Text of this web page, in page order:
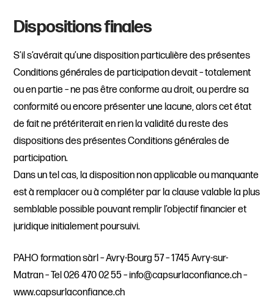
Dispositions finales
S’il s’avérait qu’une disposition particulière des présentes
Conditions générales de participation devait – totalement
ou en partie – ne pas être conforme au droit, ou perdre sa
conformité ou encore présenter une lacune, alors cet état
de fait ne prétériterait en rien la validité du reste des
dispositions des présentes Conditions générales de
participation.
Dans un tel cas, la disposition non applicable ou manquante
est à remplacer ou à compléter par la clause valable la plus
semblable possible pouvant remplir l’objectif financier et
juridique initialement poursuivi.
PAHO formation sàrl – Avry-Bourg 57 – 1745 Avry-sur-
Matran – Tel 026 470 02 55 – info@capsurlaconfiance.ch –
www.capsurlaconfiance.ch